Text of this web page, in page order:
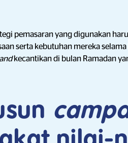
pemasaran yang digunakan
serta kebutuhan mereka
kecantikan di bulan Ramadan